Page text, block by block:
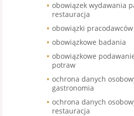
obowiązek wydawania
restauracja
obowiązki pracodawców
obowiązkowe badania
obowiązkowe
potraw
ochrona danych
gastronomia
ochrona danych
restauracja